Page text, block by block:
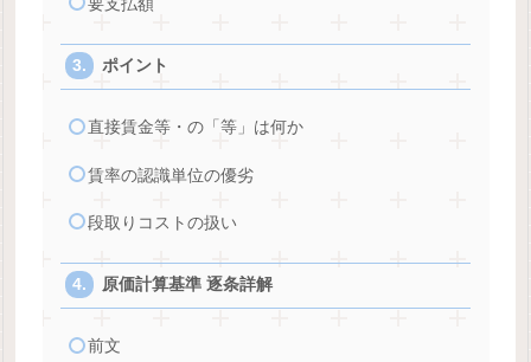
要支払額
ポイント
直接賃金等・の「等」は何か
賃率の認識単位の優劣
段取りコストの扱い
原価計算基準 逐条詳解
前文